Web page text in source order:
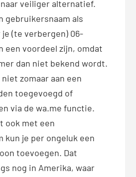
veiliger alternatief.
gebruikersnaam als
(te verbergen) 06-
een voordeel zijn, omdat
dan niet bekend wordt.
zomaar aan een
toegevoegd of
via de wa.me functie.
ook met een
kun je per ongeluk een
toevoegen. Dat
nog in Amerika, waar